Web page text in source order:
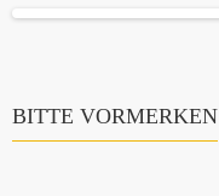
BITTE VORMERKEN